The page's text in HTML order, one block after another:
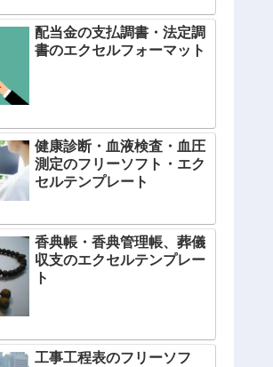
配当金の支払調書・法定調
書のエクセルフォーマット
健康診断・血液検査・血圧
測定のフリーソフト・エク
セルテンプレート
香典帳・香典管理帳、葬儀
収支のエクセルテンプレー
ト
工事工程表のフリーソフ